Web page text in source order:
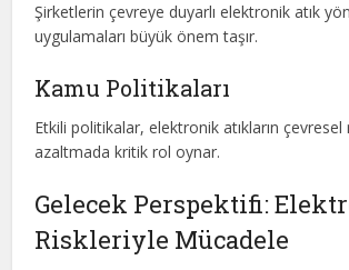
Şirketlerin çevreye duyarlı elektronik atık
uygulamaları büyük önem taşır.
Kamu Politikaları
Etkili politikalar, elektronik atıkların çevresel
azaltmada kritik rol oynar.
Gelecek Perspektifi:
Riskleriyle Mücadele